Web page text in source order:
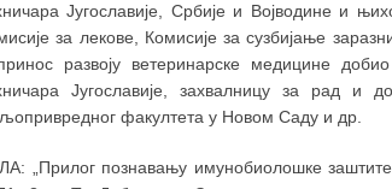
Југославије, Србије и Војводине и
за лекове, Комисије за сузбијање
развоју ветеринарске медицине
Југославије, захвалницу за рад и
факултета у Новом Саду и др.
„Прилог познавању имунобиолошке